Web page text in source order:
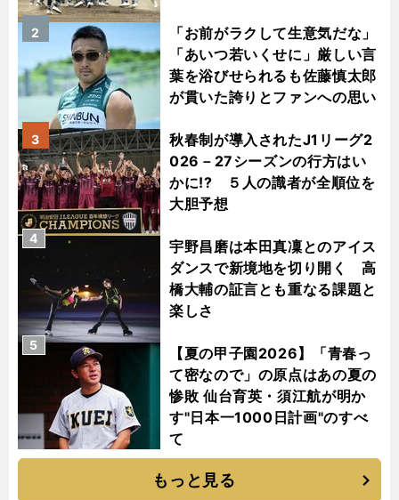
「お前がラクして生意気だな」
「あいつ若いくせに」厳しい言
葉を浴びせられるも佐藤慎太郎
が貫いた誇りとファンへの思い
2
秋春制が導入されたJ1リーグ2
026－27シーズンの行方はい
かに!? ５人の識者が全順位を
大胆予想
3
宇野昌磨は本田真凜とのアイス
ダンスで新境地を切り開く 高
橋大輔の証言とも重なる課題と
楽しさ
4
【夏の甲子園2026】「青春っ
て密なので」の原点はあの夏の
惨敗 仙台育英・須江航が明か
す"日本一1000日計画"のすべ
て
5
もっと見る